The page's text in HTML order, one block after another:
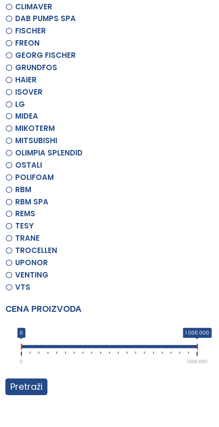
CLIMAVER
DAB PUMPS SPA
FISCHER
FREON
GEORG FISCHER
GRUNDFOS
HAIER
ISOVER
LG
MIDEA
MIKOTERM
MITSUBISHI
OLIMPIA SPLENDID
OSTALI
POLIFOAM
RBM
RBM SPA
REMS
TESY
TRANE
TROCELLEN
UPONOR
VENTING
VTS
CENA PROIZVODA
0 1.000.000
0 1.000.000
Pretraži